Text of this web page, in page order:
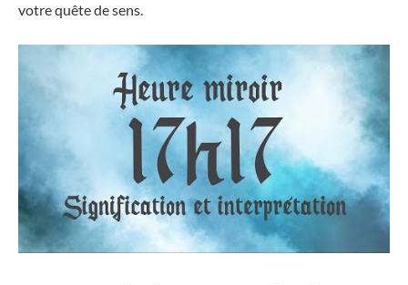
votre quête de sens.